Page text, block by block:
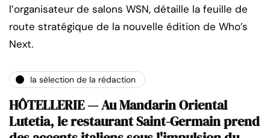
l’organisateur de salons WSN, détaille la feuille de
route stratégique de la nouvelle édition de Who’s
Next.
la sélection de la rédaction
HÔTELLERIE — Au Mandarin Oriental
Lutetia, le restaurant Saint-Germain prend